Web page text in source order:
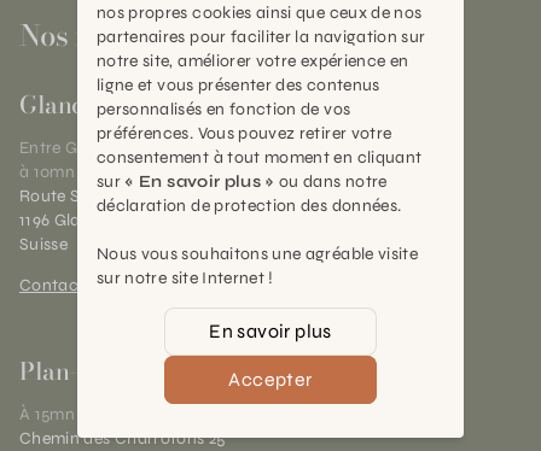
Nos magasins
Gland
Entre Genève et Lausanne,
à 10mn de Nyon
Route Suisse 40
1196 Gland (VD)
Suisse
Contact et horaires
Plan-les-Ouates
À 15mn du centre de Genève
Chemin des Charrotons 25
nos propres cookies ainsi que ceux de nos
partenaires pour faciliter la navigation sur
notre site, améliorer votre expérience en
ligne et vous présenter des contenus
personnalisés en fonction de vos
préférences. Vous pouvez retirer votre
consentement à tout moment en cliquant
sur « En savoir plus » ou dans notre
déclaration de protection des données.
Nous vous souhaitons une agréable visite
sur notre site Internet !
En savoir plus
Accepter